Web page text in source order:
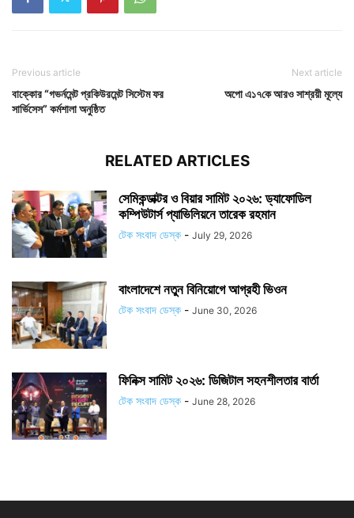
Previous article
বাক্কোর “গভর্নমেন্ট প্রকিউরমেন্ট সিস্টেম ফর
সার্ভিসেস” কর্মশালা অনুষ্ঠিত
Next article
অপো এ১৭কে আরও সাশ্রয়ী মূল্যে
RELATED ARTICLES
সেমিকন্ডাক্টর ও বিয়ার সামিট ২০২৬: ড্যাফোডিল
কম্পিউটার্স প্যাভিলিয়নে তারেক রহমান
টেক সংবাদ ডেস্ক - July 29, 2026
বাংলাদেশে নতুন বিনিয়োগে আগ্রহী ভিওন
টেক সংবাদ ডেস্ক - June 30, 2026
ফিনিক্স সামিট ২০২৬: ডিজিটাল সহনশীলতার বার্তা
টেক সংবাদ ডেস্ক - June 28, 2026